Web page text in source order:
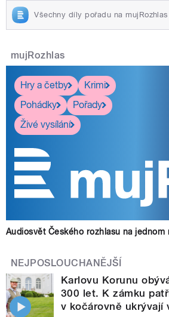
Všechny díly pořadu na mujRozhlas
mujRozhlas
Hry a četby
Krimi
Pohádky
Pořady
Živé vysílání
Audiosvět Českého rozhlasu na jednom
NEJPOSLOUCHANĚJŠÍ
Karlovu Korunu
300 let. K zámku
v kočárovně ukrývají